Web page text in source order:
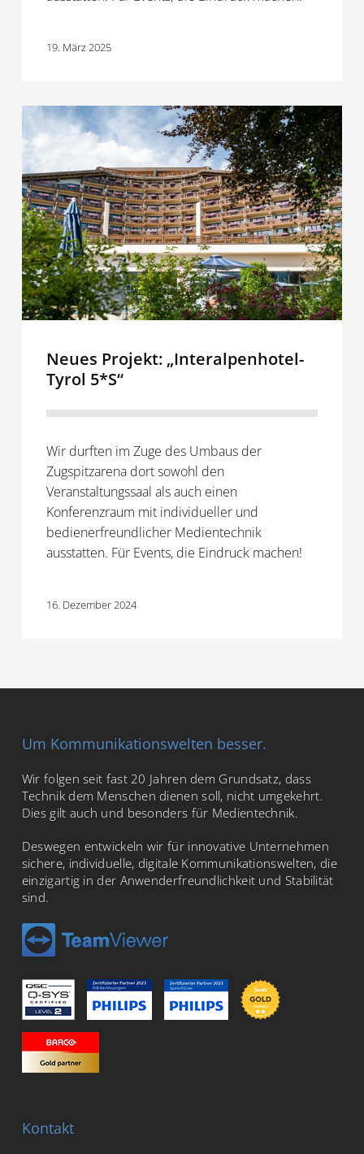
19. März 2025
Neues
Projekt:
„Interalpenhotel-
Tyrol
5*S“
Neues Projekt: „Interalpenhotel-
Tyrol 5*S“
Wir durften im Zuge des Umbaus der
Zugspitzarena dort sowohl den
Veranstaltungssaal als auch einen
Konferenzraum mit individueller und
bedienerfreundlicher Medientechnik
ausstatten. Für Events, die Eindruck machen!
16. Dezember 2024
Um Kommunikationswelten besser.
Wir folgen seit fast 20 Jahren dem Grundsatz, dass
Technik dem Menschen dienen soll, nicht umgekehrt.
Dies gilt auch und besonders für Medientechnik.
Deswegen entwickeln wir für innovative Unternehmen
sichere, individuelle, digitale Kommunikationswelten, die
einzigartig in der Anwenderfreundlichkeit und Stabilität
sind.
Kontakt